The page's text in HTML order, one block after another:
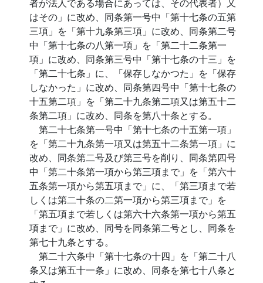
はその」に改め、同条第一号中「第十七条の五第
三項」を「第十九条第三項」に改め、同条第二号
中「第十七条の八第一項」を「第二十二条第一
項」に改め、同条第三号中「第十七条の十三」を
「第二十七条」に、「保存しなかつた」を「保存
しなかった」に改め、同条第四号中「第十七条の
十五第二項」を「第二十九条第二項又は第五十二
条第二項」に改め、同条を第八十条とする。
第二十七条第一号中「第十七条の十五第一項」
を「第二十九条第一項又は第五十二条第一項」に
改め、同条第二号及び第三号を削り、同条第四号
中「第二十条第一項から第三項まで」を「第六十
五条第一項から第五項まで」に、「第三項まで若
しくは第二十条の二第一項から第三項まで」を
「第五項まで若しくは第六十六条第一項から第五
項まで」に改め、同号を同条第二号とし、同条を
第七十九条とする。
第二十六条中「第十七条の十四」を「第二十八
条又は第五十一条」に改め、同条を第七十八条と